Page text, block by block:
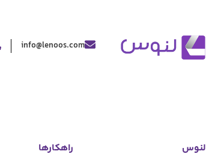
info@lenoos.com
لنوس راهکارها